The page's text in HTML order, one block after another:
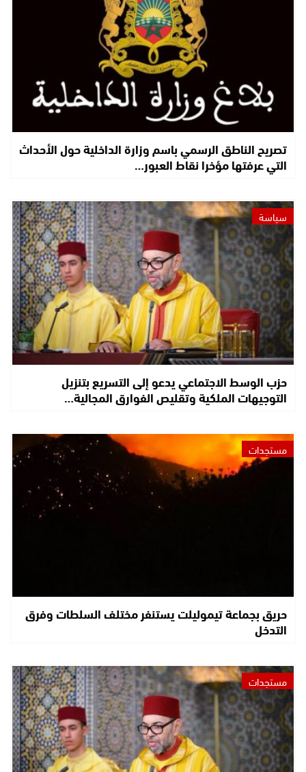
تصريح الناطق الرسمي باسم وزارة الداخلية حول الأحداث
التي عرفتها مؤخرا نقاط العبور…
سياسة
حزب الوسط الاجتماعي يدعو إلى التسريع بتنزيل
التوجيهات الملكية وتقليص الفوارق المجالية…
مستجدات
حريق بجماعة تيموليلت يستنفر مختلف السلطات وفرق
التدخل
مستجدات